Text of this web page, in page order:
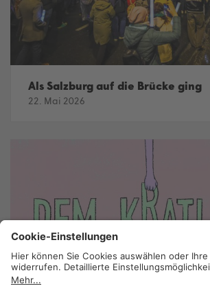
Als Salzburg auf die Brücke ging
22. Mai 2026